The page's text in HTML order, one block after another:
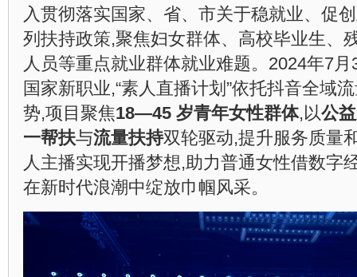
入贯彻落实国家、省、市关于稳就业、促
列扶持政策,聚焦妇女群体、高校毕业生、
人员等重点就业群体就业难题。2024年7
国家新职业,“素人直播计划”依托抖音全域
势,项目聚焦18—45 岁青年女性群体,以公
一帮扶与流量扶持双轮驱动,提升服务质量
人主播实现开播梦想,助力普通女性借数字
在新时代浪潮中绽放巾帼风采。